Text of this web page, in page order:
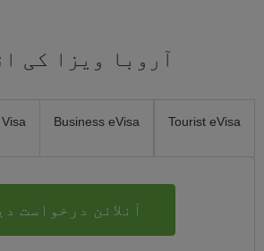
آروبا ویزا کی
Tourist eVisa
Business eVisa
آنلائن درخواست